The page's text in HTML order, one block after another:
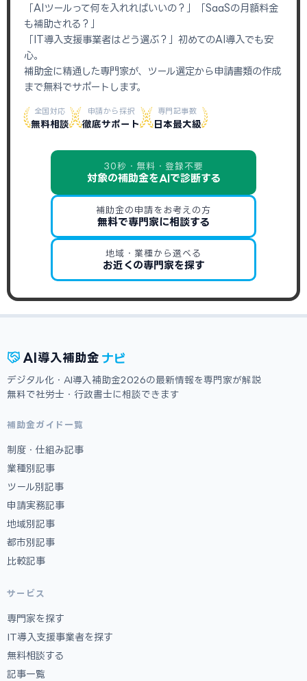
「AIツールって何を入れればいいの？」「SaaSの月額料金
も補助される？」
「IT導入支援事業者はどう選ぶ？」初めてのAI導入でも安
心。
補助金に精通した専門家が、ツール選定から申請書類の作成
まで無料でサポートします。
全国対応
無料相談
申請から採択
徹底サポート
専門記事数
日本最大級
30秒・無料・登録不要
対象の補助金をAIで診断する
補助金の申請をお考えの方
無料で専門家に相談する
地域・業種から選べる
お近くの専門家を探す
AI 導入補助金 ナビ
デジタル化・AI導入補助金2026の最新情報を専門家が解説
無料で社労士・行政書士に相談できます
補助金ガイド一覧
制度・仕組み記事
業種別記事
ツール別記事
申請実務記事
地域別記事
都市別記事
比較記事
サービス
専門家を探す
IT導入支援事業者を探す
無料相談する
記事一覧